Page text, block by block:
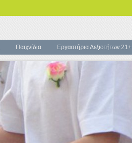
Παιχνίδια Εργαστήρια Δεξιοτήτων 21+